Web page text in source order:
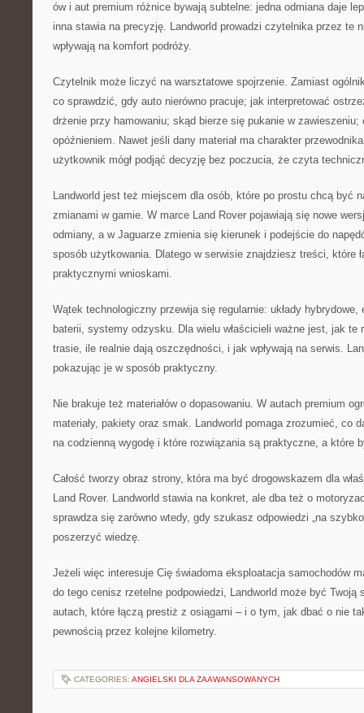
ów i aut premium różnice bywają subtelne: jedna odmiana daje
inna stawia na precyzję. Landworld prowadzi czytelnika przez te
wpływają na komfort podróży.
Czytelnik może liczyć na warsztatowe spojrzenie. Zamiast
co sprawdzić, gdy auto nierówno pracuje; jak interpretować
drżenie przy hamowaniu; skąd bierze się pukanie w
opóźnieniem. Nawet jeśli dany materiał ma charakter
użytkownik mógł podjąć decyzję bez poczucia, że czyta
Landworld jest też miejscem dla osób, które po prostu chcą być
zmianami w gamie. W marce Land Rover pojawiają się nowe
odmiany, a w Jaguarze zmienia się kierunek i podejście do
sposób użytkowania. Dlatego w serwisie znajdziesz treści, które
praktycznymi wnioskami.
Wątek technologiczny przewija się regularnie: układy
baterii, systemy odzysku. Dla wielu właścicieli ważne jest, jak te
trasie, ile realnie dają oszczędności, i jak wpływają na serwis.
pokazując je w sposób praktyczny.
Nie brakuje też materiałów o dopasowaniu. W autach premium
materiały, pakiety oraz smak. Landworld pomaga zrozumieć, co
na codzienną wygodę i które rozwiązania są praktyczne, a które
Całość tworzy obraz strony, która ma być drogowskazem dla
Land Rover. Landworld stawia na konkret, ale dba też o
sprawdza się zarówno wtedy, gdy szukasz odpowiedzi „na
poszerzyć wiedzę.
Jeżeli więc interesuje Cię świadoma eksploatacja samochodów
do tego cenisz rzetelne podpowiedzi, Landworld może być Twoją
autach, które łączą prestiż z osiągami – i o tym, jak dbać o nie
pewnością przez kolejne kilometry.
CATEGORIES: ANGIELSKI DLA ZAAWANSOWANYCH